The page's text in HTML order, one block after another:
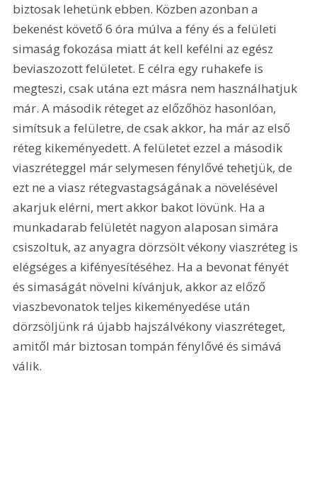
biztosak lehetünk ebben. Közben azonban a
bekenést követő 6 óra múlva a fény és a felületi
simaság fokozása miatt át kell kefélni az egész
beviaszozott felületet. E célra egy ruhakefe is
megteszi, csak utána ezt másra nem használhatjuk
már. A második réteget az előzőhöz hasonlóan,
simítsuk a felületre, de csak akkor, ha már az első
réteg kikeményedett. A felületet ezzel a második
viaszréteggel már selymesen fénylővé tehetjük, de
ezt ne a viasz rétegvastagságának a növelésével
akarjuk elérni, mert akkor bakot lövünk. Ha a
munkadarab felületét nagyon alaposan simára
csiszoltuk, az anyagra dörzsölt vékony viaszréteg is
elégséges a kifényesítéséhez. Ha a bevonat fényét
és simaságát növelni kívánjuk, akkor az előző
viaszbevonatok teljes kikeményedése után
dörzsöljünk rá újabb hajszálvékony viaszréteget,
amitől már biztosan tompán fénylővé és simává
válik.